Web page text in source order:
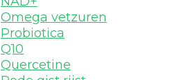
Omega vetzuren
Probiotica
Q10
Quercetine